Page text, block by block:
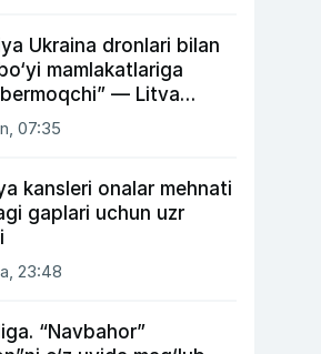
Ukraina dronlari bilan
mamlakatlariga
— Litva
vaziri
07:35
kansleri onalar mehnati
gaplari uchun uzr
23:48
“Navbahor”